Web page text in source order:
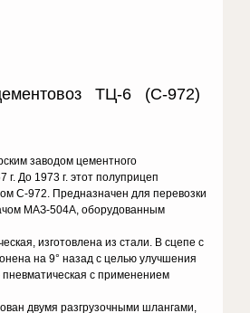
ТЦ-6 (С-972)
заводом цементного
До 1973 г. этот полуприцеп
С-972. Предназначен для перевозки
МАЗ-504А, оборудованным
изготовлена из стали. В сцепе с
на 9° назад с целью улучшения
пневматическая с применением
двумя разгрузочными шлангами,